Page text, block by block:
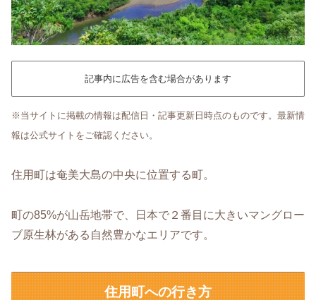
記事内に広告を含む場合があります
※当サイトに掲載の情報は配信日・記事更新日時点のものです。最新情
報は公式サイトをご確認ください。
住用町は奄美大島の中央に位置する町。
町の85%が山岳地帯で、日本で２番目に大きいマングロー
ブ原生林がある自然豊かなエリアです。
住用町への行き方